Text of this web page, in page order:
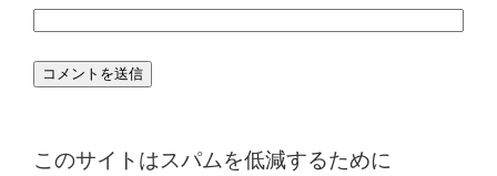
このサイトはスパムを低減するために